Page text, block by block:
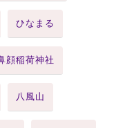
ひなまる
顔稲荷神社
八風山